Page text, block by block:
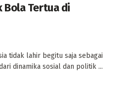
Bola Tertua di
tidak lahir begitu saja sebagai
dinamika sosial dan politik ...